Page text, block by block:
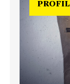
PROFIL